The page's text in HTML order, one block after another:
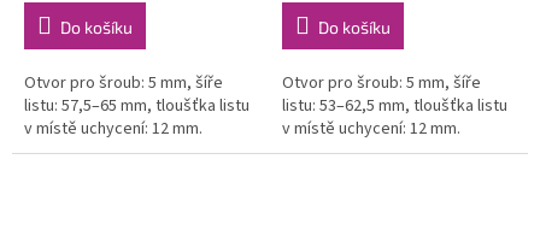
Do košíku
Otvor pro šroub: 5 mm, šíře
listu: 57,5–65 mm, tloušťka listu
v místě uchycení: 12 mm.
Do košíku
Otvor pro šroub: 5 mm, šíře
listu: 53–62,5 mm, tloušťka listu
v místě uchycení: 12 mm.